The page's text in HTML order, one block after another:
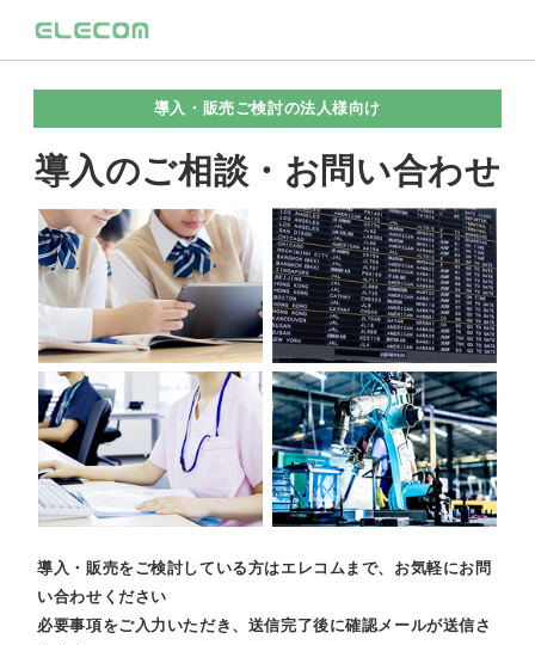
導入・販売ご検討の法人様向け
導入のご相談・お問い合わせ
導入・販売をご検討している方はエレコムまで、お気軽にお問
い合わせください
必要事項をご入力いただき、送信完了後に確認メールが送信さ